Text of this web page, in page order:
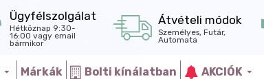
Ügyfélszolgálat
Hétköznap 9:30-
16:00 vagy email
bármikor
Átvételi módok
Személyes, Futár,
Automata
Márkák Bolti kínálatban AKCIÓK